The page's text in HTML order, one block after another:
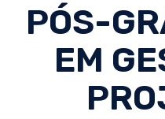
PÓS-
EM